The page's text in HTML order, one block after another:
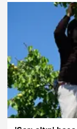
27.06.2026